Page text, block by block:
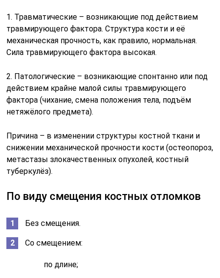
1. Травматические – возникающие под действием
травмирующего фактора. Структура кости и её
механическая прочность, как правило, нормальная.
Сила травмирующего фактора высокая.
2. Патологические – возникающие спонтанно или под
действием крайне малой силы травмирующего
фактора (чихание, смена положения тела, подъём
нетяжёлого предмета).
Причина – в изменении структуры костной ткани и
снижении механической прочности кости (остеопороз,
метастазы злокачественных опухолей, костный
туберкулёз).
По виду смещения костных отломков
Без смещения.
Со смещением:
по длине;